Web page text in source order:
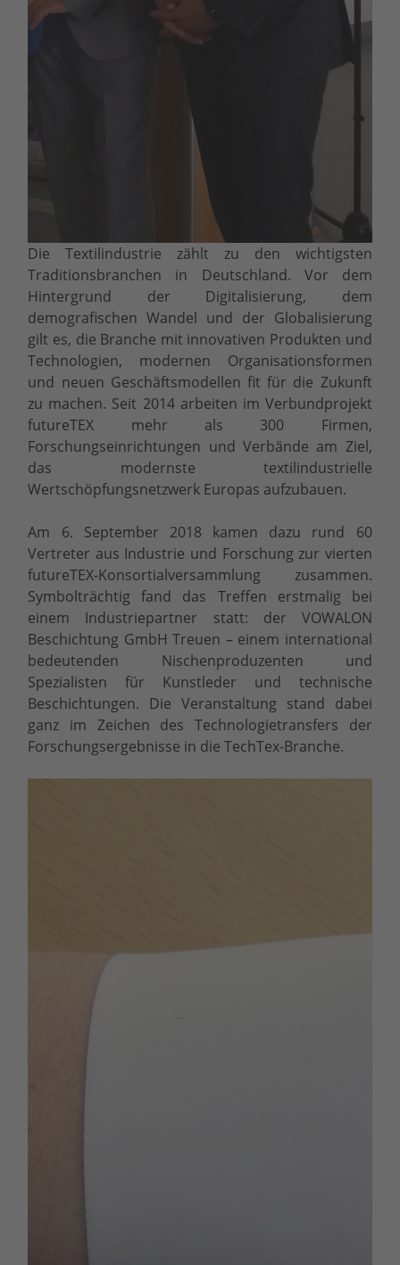
Die Textilindustrie zählt zu den wichtigsten
Traditionsbranchen in Deutschland. Vor dem
Hintergrund der Digitalisierung, dem
demografischen Wandel und der Globalisierung
gilt es, die Branche mit innovativen Produkten und
Technologien, modernen Organisationsformen
und neuen Geschäftsmodellen fit für die Zukunft
zu machen. Seit 2014 arbeiten im Verbundprojekt
futureTEX mehr als 300 Firmen,
Forschungseinrichtungen und Verbände am Ziel,
das modernste textilindustrielle
Wertschöpfungsnetzwerk Europas aufzubauen.
Am 6. September 2018 kamen dazu rund 60
Vertreter aus Industrie und Forschung zur vierten
futureTEX-Konsortialversammlung zusammen.
Symbolträchtig fand das Treffen erstmalig bei
einem Industriepartner statt: der VOWALON
Beschichtung GmbH Treuen – einem international
bedeutenden Nischenproduzenten und
Spezialisten für Kunstleder und technische
Beschichtungen. Die Veranstaltung stand dabei
ganz im Zeichen des Technologietransfers der
Forschungsergebnisse in die TechTex-Branche.